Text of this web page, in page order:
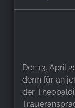
Der 13. April
denn für an
der